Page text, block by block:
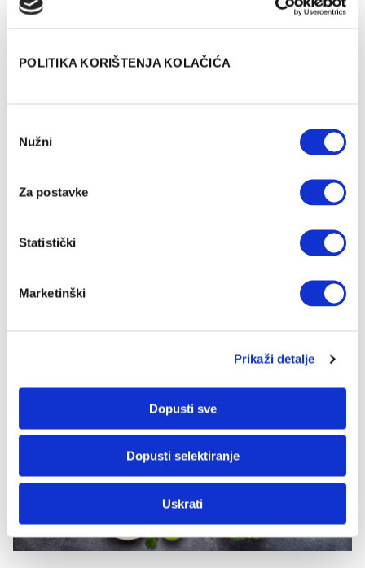
POLITIKA KORIŠTENJA KOLAČIĆA
pristanka
Nužni
Za postavke
Statistički
Marketinški
Prikaži detalje
Dopusti sve
Dopusti selektiranje
Uskrati
Natrij
: usoljeni orašasti plodovi, pereci i slane
: tamno lisnato zeleno povrće poput
špinata i blitve, sjemenke (chia, sjemenke
proizvodi, losos, iverak.
Kalij
: banane, krumpir, lisnato povrće, citrusi, gljive,
i graška.
špinat, raštika, kelj.
: Jogurt, piletina, zobene pahuljice, leća,